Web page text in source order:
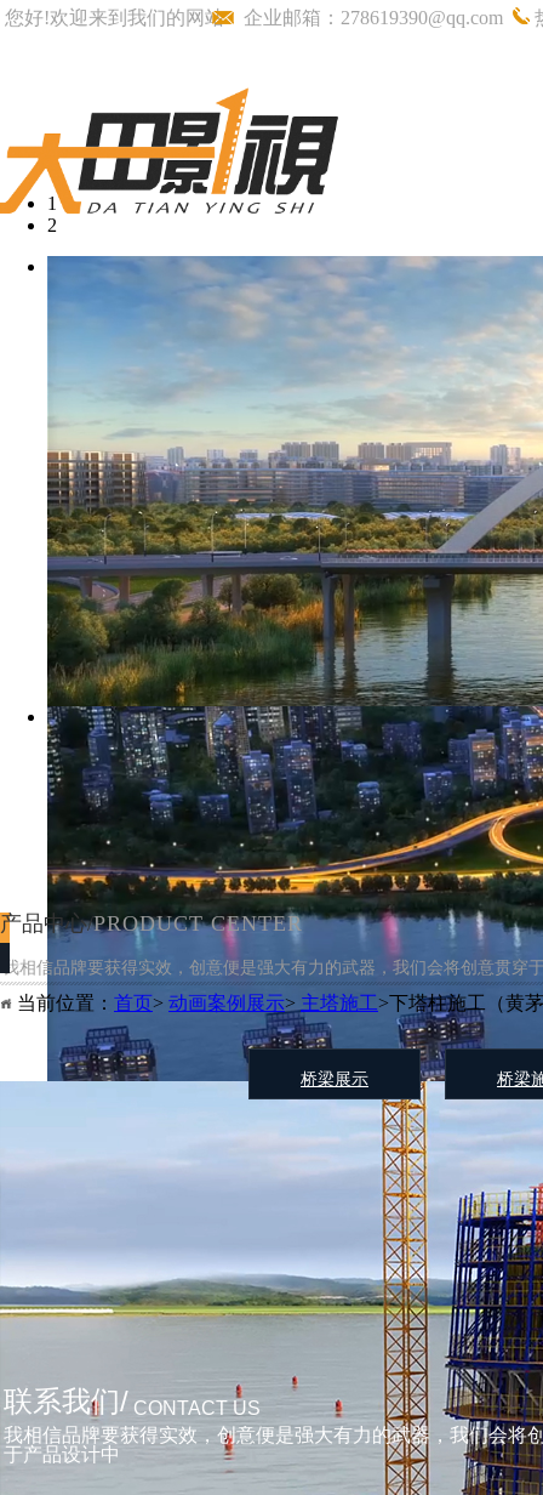
您好!欢迎来到我们的网站 企业邮箱：278619390@qq.com
1
2
我相信品牌要获得实效，创意便是强大有力的武器，我们会将创意贯穿
产品中心/PRODUCT CENTER
当前位置： 首页> 动画案例展示> 主塔施工>下塔柱施工（黄
桥梁展示 桥梁
联系我们/ CONTACT US
我相信品牌要获得实效，创意便是强大有力的武器，我们会将
于产品设计中